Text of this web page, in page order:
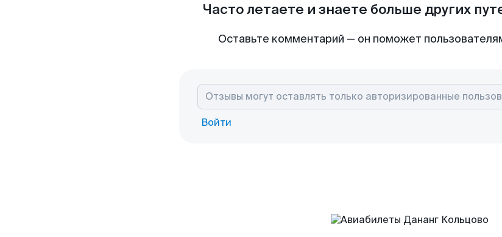
Часто летаете и знаете больше других
Оставьте комментарий — он поможет
Войти